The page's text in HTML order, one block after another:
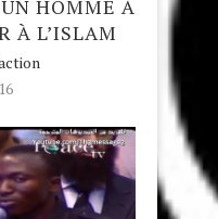
HOMME À
À L’ISLAM